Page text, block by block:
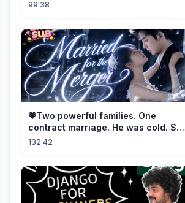
99:38
💗Two powerful families. One
contract marriage. He was cold. She
was fierce💔 [Married for the
132:42